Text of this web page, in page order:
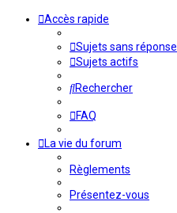
Accès rapide
Sujets sans réponse
Sujets actifs
Rechercher
FAQ
La vie du forum
Règlements
Présentez-vous